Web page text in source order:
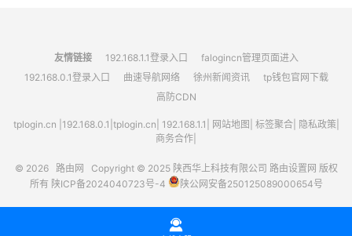
友情链接 192.168.1.1登录入口
falogincn管理页面进入
192.168.0.1登录入口
曲速导航网络 徐州新闻资讯
tp钱包官网下载
高防CDN
tplogin.cn 192.168.0.1 tplogin.cn 192.168.1.1 网站地图 标签聚合| 隐私政策
商务合作|
© 2026 路由网 Copyright © 2025 陕西华上科技有限公司 路由设置网 版权
所有 陕ICP备2024040723号-4 陕公网安备250125089000654号
